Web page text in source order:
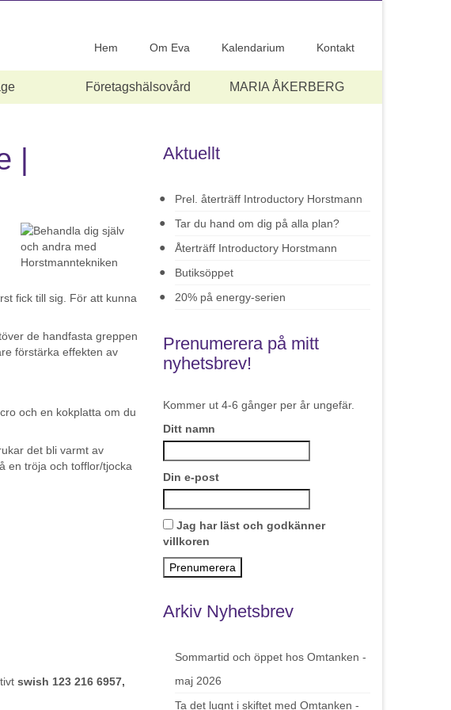
Hem Om Eva Kalendarium Kontakt
Företagshälsovård MARIA ÅKERBERG
fick till sig. För att kunna
de handfasta greppen
förstärka effekten av
och en kokplatta om du
det bli varmt av
en tröja och tofflor/tjocka
swish 123 216 6957,
Aktuellt
Prel. återträff Introductory Horstmann
Tar du hand om dig på alla plan?
Återträff Introductory Horstmann
Butiksöppet
20% på energy-serien
Prenumerera på mitt
nyhetsbrev!
Kommer ut 4-6 gånger per år ungefär.
Ditt namn
Din e-post
Jag har läst och godkänner
villkoren
Arkiv Nyhetsbrev
Sommartid och öppet hos Omtanken -
maj 2026
Ta det lugnt i skiftet med Omtanken -